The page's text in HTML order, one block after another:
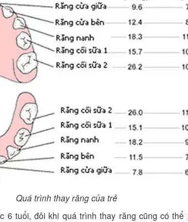
Quá trình thay răng của trẻ
tuổi, đôi khi quá trình thay răng cũng có thể